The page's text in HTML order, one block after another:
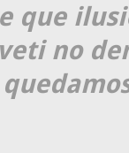
que
no